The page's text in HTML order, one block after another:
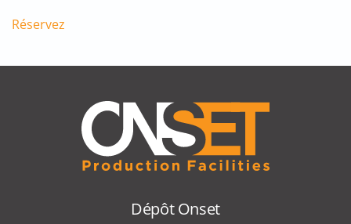
Réservez
Dépôt Onset